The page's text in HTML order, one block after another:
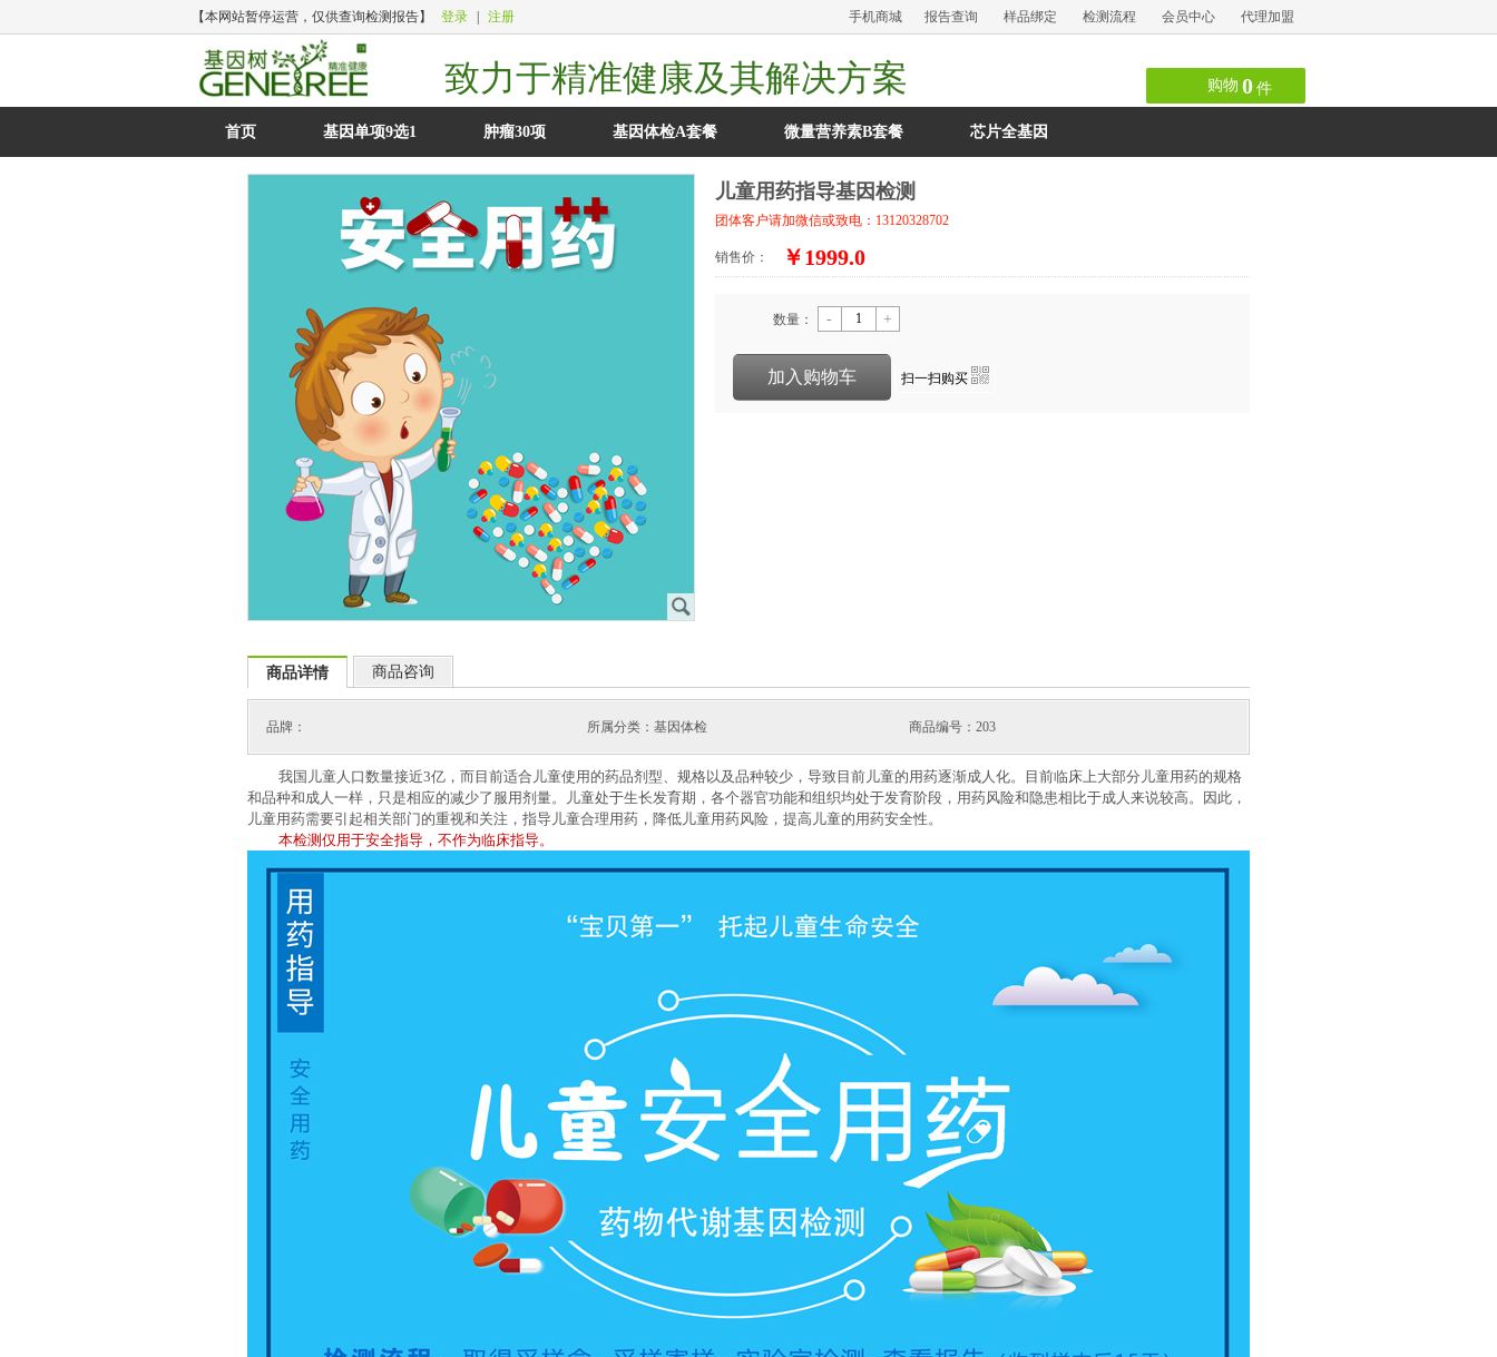
【本网站暂停运营，仅供查询检测报告】 登录 注册 报告查询 样品绑定 检测流程 会员中心 代理加盟
手机商城
购物 0 件
致力于精准健康及其解决方案
首页 基因单项9选1 肿瘤30项 基因体检A套餐 微量营养素B套餐 芯片全基因
J
儿童用药指导基因检测
团体客户请加微信或致电：13120328702
销售价： ￥1999.0
数量： - +
加入购物车 扫一扫购买 i
商品详情 商品咨询
品牌： 所属分类：基因体检 商品编号：203
我国儿童人口数量接近3亿，而目前适合儿童使用的药品剂型、规格以及品种较少，导致目前儿童的用药逐渐成人化。目前临床上大部分儿童用药的规格
和品种和成人一样，只是相应的减少了服用剂量。儿童处于生长发育期，各个器官功能和组织均处于发育阶段，用药风险和隐患相比于成人来说较高。因此，
儿童用药需要引起相关部门的重视和关注，指导儿童合理用药，降低儿童用药风险，提高儿童的用药安全性。
本检测仅用于安全指导，不作为临床指导。